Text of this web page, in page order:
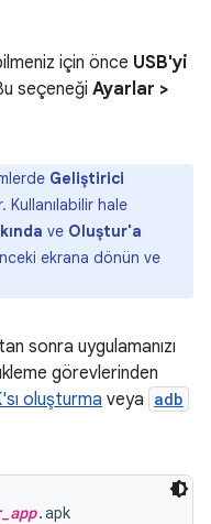
için önce USB'yi
seçeneği Ayarlar >
Geliştirici
Kullanılabilir hale
ve Oluştur'a
ekrana dönün ve
sonra uygulamanızı
görevlerinden
oluşturma veya adb